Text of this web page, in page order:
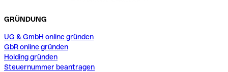
GRÜNDUNG
UG & GmbH online gründen
GbR online gründen
Holding gründen
Steuernummer beantragen